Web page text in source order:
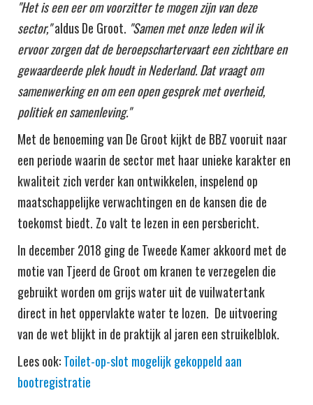
"Het is een eer om voorzitter te mogen zijn van deze
sector,"aldus De Groot. "Samen met onze leden wil ik
ervoor zorgen dat de beroepschartervaart een zichtbare en
gewaardeerde plek houdt in Nederland. Dat vraagt om
samenwerking en om een open gesprek met overheid,
politiek en samenleving."
Met de benoeming van De Groot kijkt de BBZ vooruit naar
een periode waarin de sector met haar unieke karakter en
kwaliteit zich verder kan ontwikkelen, inspelend op
maatschappelijke verwachtingen en de kansen die de
toekomst biedt. Zo valt te lezen in een persbericht.
In december 2018 ging de Tweede Kamer akkoord met de
motie van Tjeerd de Groot om kranen te verzegelen die
gebruikt worden om grijs water uit de vuilwatertank
direct in het oppervlakte water te lozen. De uitvoering
van de wet blijkt in de praktijk al jaren een struikelblok.
Lees ook:Toilet-op-slot mogelijk gekoppeld aan
bootregistratie